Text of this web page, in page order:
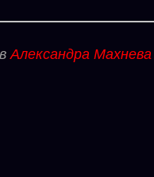
Александра Махнева